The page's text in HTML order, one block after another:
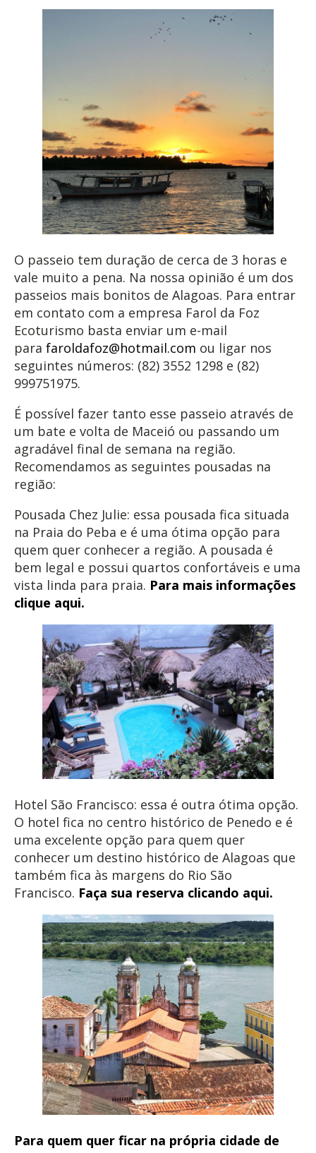
O passeio tem duração de cerca de 3 horas e
vale muito a pena. Na nossa opinião é um dos
passeios mais bonitos de Alagoas. Para entrar
em contato com a empresa Farol da Foz
Ecoturismo basta enviar um e-mail
para faroldafoz@hotmail.com ou ligar nos
seguintes números: (82) 3552 1298 e (82)
999751975.
É possível fazer tanto esse passeio através de
um bate e volta de Maceió ou passando um
agradável final de semana na região.
Recomendamos as seguintes pousadas na
região:
Pousada Chez Julie: essa pousada fica situada
na Praia do Peba e é uma ótima opção para
quem quer conhecer a região. A pousada é
bem legal e possui quartos confortáveis e uma
vista linda para praia. Para mais informações
clique aqui.
Hotel São Francisco: essa é outra ótima opção.
O hotel fica no centro histórico de Penedo e é
uma excelente opção para quem quer
conhecer um destino histórico de Alagoas que
também fica às margens do Rio São
Francisco. Faça sua reserva clicando aqui.
Para quem quer ficar na própria cidade de